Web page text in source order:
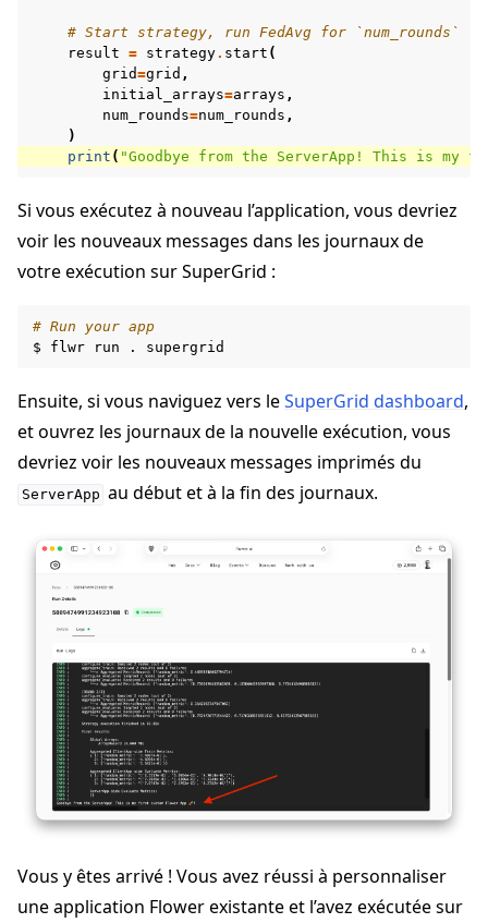
# Start strategy, run FedAvg for `num_rounds`
result = strategy. start (
grid=grid ,
initial_arrays=arrays ,
num_rounds=num_rounds ,
)
print ( "Goodbye from the ServerApp! This is my
Si vous exécutez à nouveau l’application, vous devriez
voir les nouveaux messages dans les journaux de
votre exécution sur SuperGrid :
# Run your app
$
flwr run .
Ensuite, si vous naviguez vers leSuperGrid dashboard,
et ouvrez les journaux de la nouvelle exécution, vous
devriez voir les nouveaux messages imprimés du
ServerApp au début et à la fin des journaux.
Vous y êtes arrivé ! Vous avez réussi à personnaliser
une application Flower existante et l’avez exécutée sur